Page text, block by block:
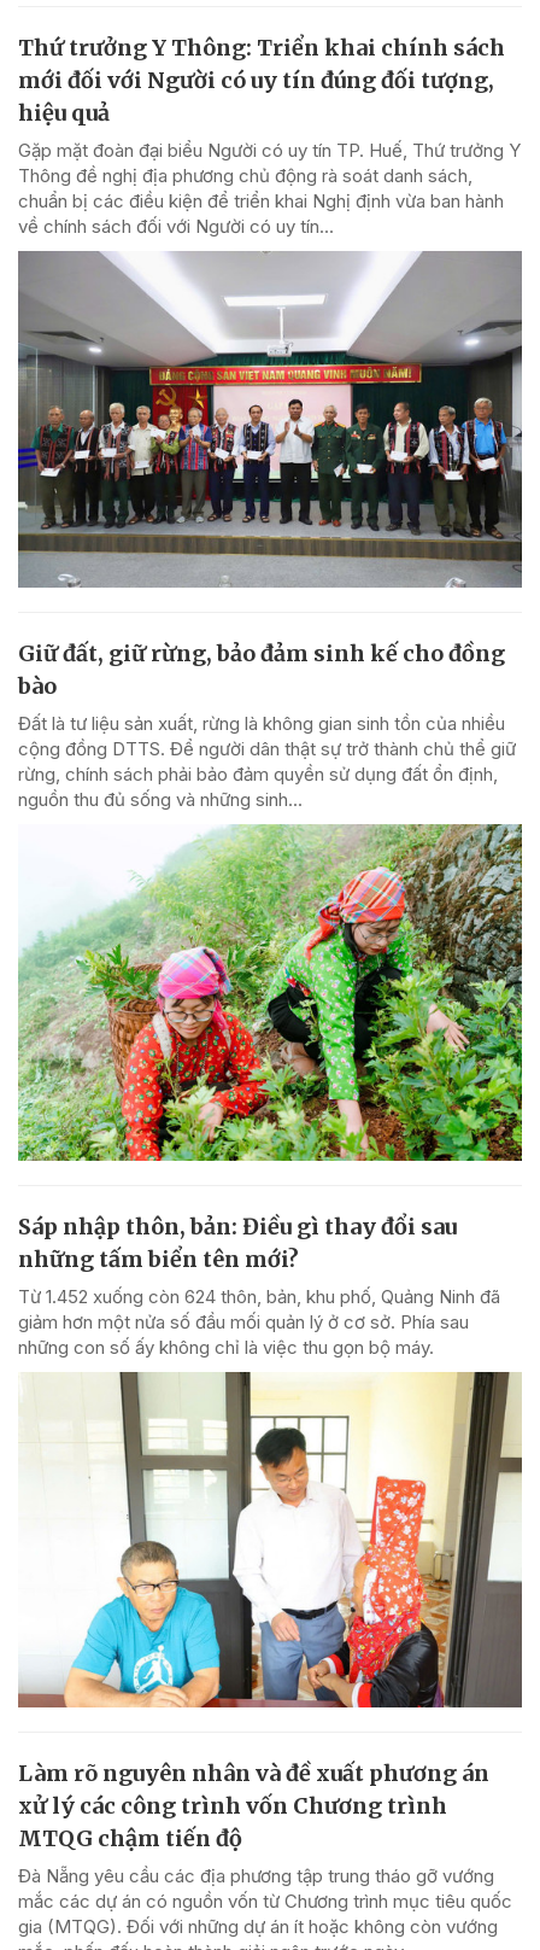
Thứ trưởng Y Thông: Triển khai chính sách
mới đối với Người có uy tín đúng đối tượng,
hiệu quả
Gặp mặt đoàn đại biểu Người có uy tín TP. Huế, Thứ trưởng Y
Thông đề nghị địa phương chủ động rà soát danh sách,
chuẩn bị các điều kiện để triển khai Nghị định vừa ban hành
về chính sách đối với Người có uy tín...
Giữ đất, giữ rừng, bảo đảm sinh kế cho đồng
bào
Đất là tư liệu sản xuất, rừng là không gian sinh tồn của nhiều
cộng đồng DTTS. Để người dân thật sự trở thành chủ thể giữ
rừng, chính sách phải bảo đảm quyền sử dụng đất ổn định,
nguồn thu đủ sống và những sinh...
Sáp nhập thôn, bản: Điều gì thay đổi sau
những tấm biển tên mới?
Từ 1.452 xuống còn 624 thôn, bản, khu phố, Quảng Ninh đã
giảm hơn một nửa số đầu mối quản lý ở cơ sở. Phía sau
những con số ấy không chỉ là việc thu gọn bộ máy.
Làm rõ nguyên nhân và đề xuất phương án
xử lý các công trình vốn Chương trình
MTQG chậm tiến độ
Đà Nẵng yêu cầu các địa phương tập trung tháo gỡ vướng
mắc các dự án có nguồn vốn từ Chương trình mục tiêu quốc
gia (MTQG). Đối với những dự án ít hoặc không còn vướng